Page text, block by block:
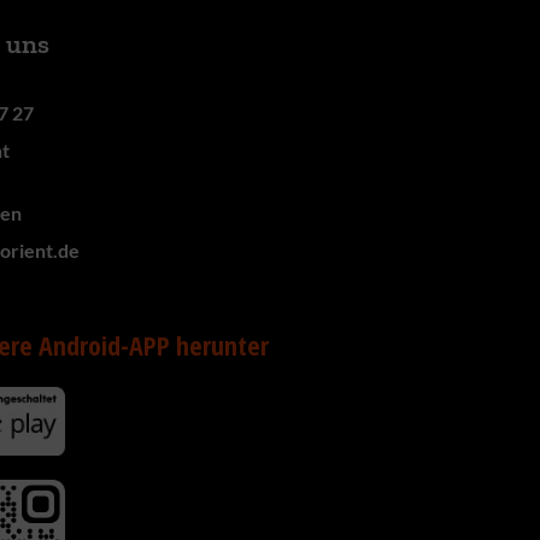
uns
27
Android-APP herunter